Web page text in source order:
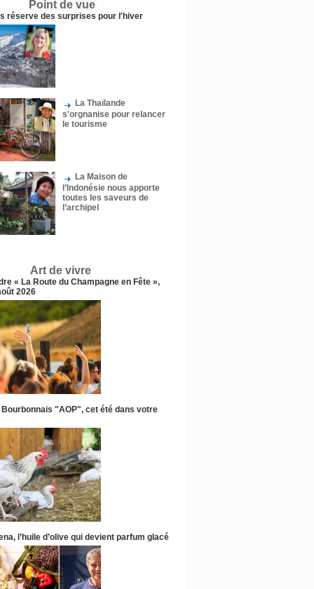
Point de vue
réserve des surprises pour l'hiver
La Thaïlande
s'orgnanise pour relancer
le tourisme
La Maison de
l’Indonésie nous apporte
toutes les saveurs de
l’archipel
Art de vivre
« La Route du Champagne en Fête »,
2026
Bourbonnais "AOP", cet été dans votre
l’huile d’olive qui devient parfum glacé